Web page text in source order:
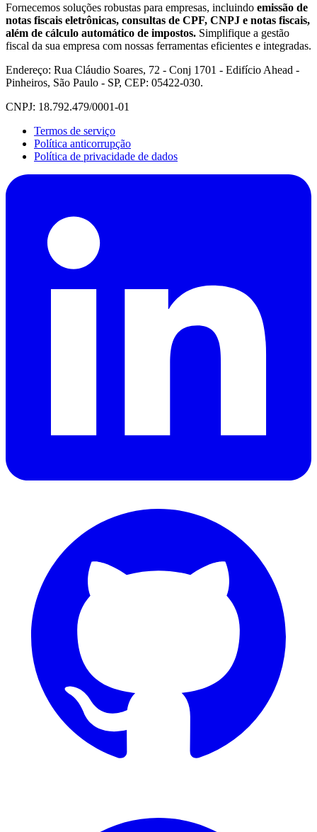
Fornecemos soluções robustas para empresas, incluindo emissão de
notas fiscais eletrônicas, consultas de CPF, CNPJ e notas fiscais,
além de cálculo automático de impostos. Simplifique a gestão
fiscal da sua empresa com nossas ferramentas eficientes e integradas.
Endereço: Rua Cláudio Soares, 72 - Conj 1701 - Edifício Ahead -
Pinheiros, São Paulo - SP, CEP: 05422-030.
CNPJ: 18.792.479/0001-01
Termos de serviço
Política anticorrupção
Política de privacidade de dados